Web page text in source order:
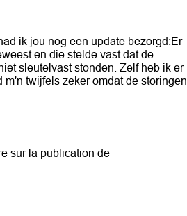
ik jou nog een update bezorgd:Er
en die stelde vast dat de
sleutelvast stonden. Zelf heb ik er
m'n twijfels zeker omdat de storingen
sur la publication de